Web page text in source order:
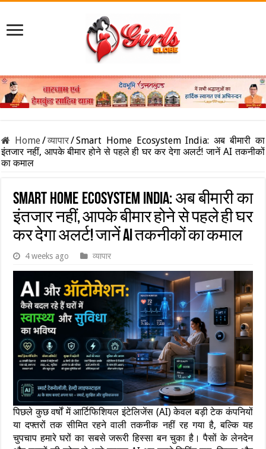
Home/व्यापार/Smart Home Ecosystem India: अब बीमारी का
इंतजार नहीं, आपके बीमार होने से पहले ही घर कर देगा अलर्ट! जानें AI तकनीकों
का कमाल
Smart Home Ecosystem India: अब बीमारी का
इंतजार नहीं, आपके बीमार होने से पहले ही घर
कर देगा अलर्ट! जानें AI तकनीकों का कमाल
4 weeks ago व्यापार
पिछले कुछ वर्षों में आर्टिफिशियल इंटेलिजेंस (AI) केवल बड़ी टेक कंपनियों
या दफ्तरों तक सीमित रहने वाली तकनीक नहीं रह गया है, बल्कि यह
चुपचाप हमारे घरों का सबसे जरूरी हिस्सा बन चुका है। पैसों के लेनदेन